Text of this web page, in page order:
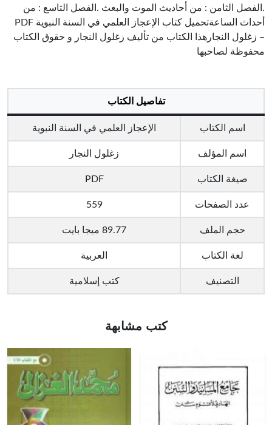
.الفصل الثامن : من أحاديث الموت والبعث .الفصل التاسع : من
أحداث الساعةتحميل كتاب الإعجاز العلمي في السنة النبوية PDF
– زغلول النجارهذا الكتاب من تأليف زغلول النجار و حقوق الكتاب
محفوظة لصاحبها
تفاصيل الكتاب
اسم الكتاب الإعجاز العلمي في السنة النبوية
اسم المؤلف زغلول النجار
صيغة الكتاب PDF
عدد الصفحات 559
حجم الملف 89.77 ميجا بايت
لغة الكتاب العربية
التصنيف كتب إسلامية
كتب مشابهة